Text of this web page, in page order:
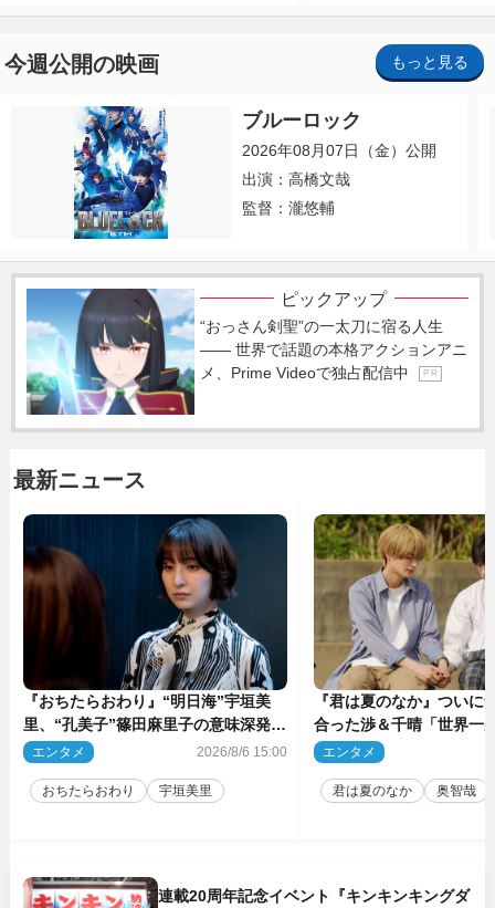
今週公開の映画 もっと見る
ブルーロック
2026年08月07日（金）公開
出演：高橋文哉
監督：瀧悠輔
ピックアップ
“おっさん剣聖”の一太刀に宿る人生
―― 世界で話題の本格アクションアニ
メ、Prime Videoで独占配信中
P R
最新ニュース
『おちたらおわり』“明日海”宇垣美
里、“孔美子”篠田麻里子の意味深発言
に絶句 ネット驚き「まさか」「意外
エンタメ 2026/8/6 15:00
おちたらおわり 宇垣美里
『君は夏のなか』ついに
合った渉＆千晴「世界一
ーン」「めっちゃキュン
エンタメ
君は夏のなか 奥智哉
連載20周年記念イベント『キンキンキングダ